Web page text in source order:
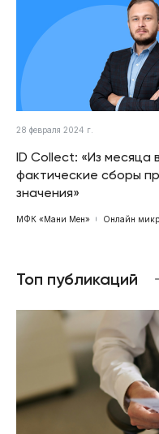
28 февраля 2024 г.
ID Collect: «Из месяца
фактические сборы
значения»
МФК «Мани Мен» Онлайн
Топ публикаций